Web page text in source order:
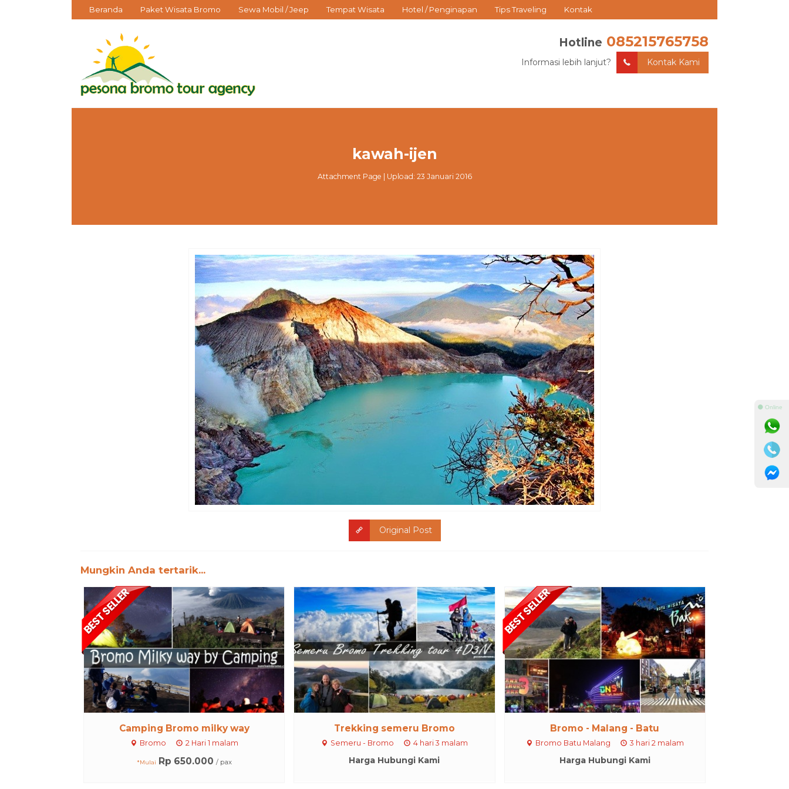
Beranda Paket Wisata Bromo Sewa Mobil / Jeep Tempat Wisata Hotel / Penginapan Tips Traveling Kontak
Hotline 085215765758
Informasi lebih lanjut? Kontak Kami
kawah-ijen
Attachment Page | Upload: 23 Januari 2016
Original Post
Mungkin Anda tertarik...
Camping Bromo milky way
Bromo 2 Hari 1 malam
*Mulai Rp 650.000 / pax
Trekking semeru Bromo
Semeru - Bromo 4 hari 3 malam
Harga Hubungi Kami
Bromo - Malang - Batu
Bromo Batu Malang 3 hari 2 malam
Harga Hubungi Kami
⚫ Online